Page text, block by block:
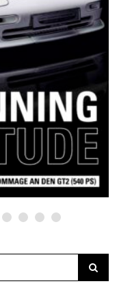
BY WERK1
|
die
| 2025
online